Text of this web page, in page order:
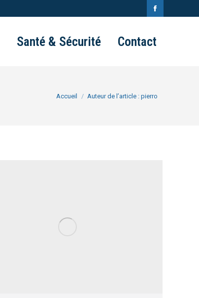
Facebook
window
Santé & Sécurité Contact
Vous êtes ici :
Accueil Auteur de l’article : pierro